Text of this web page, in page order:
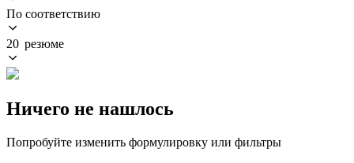
По соответствию
20 резюме
Ничего не нашлось
Попробуйте изменить формулировку или фильтры